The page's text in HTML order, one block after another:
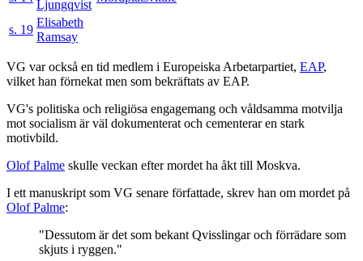
Ljungqvist
s. 19
Elisabeth
Ramsay
VG var också en tid medlem i Europeiska Arbetarpartiet, EAP,
vilket han förnekat men som bekräftats av EAP.
VG's politiska och religiösa engagemang och våldsamma motvilja
mot socialism är väl dokumenterat och cementerar en stark
motivbild.
Olof Palme skulle veckan efter mordet ha åkt till Moskva.
I ett manuskript som VG senare författade, skrev han om mordet på
Olof Palme:
"Dessutom är det som bekant Qvisslingar och förrädare som
skjuts i ryggen."